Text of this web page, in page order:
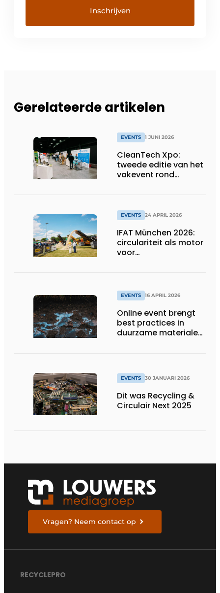
Gerelateerde artikelen
EVENTS 1 JUNI 2026
CleanTech Xpo:
tweede editie van het
vakevent rond
EVENTS 24 APRIL 2026
IFAT München 2026:
circulariteit als motor
voor
EVENTS 16 APRIL 2026
Online event brengt
best practices in
duurzame materialen
EVENTS 30 JANUARI 2026
Dit was Recycling &
Circulair Next 2025
Vragen? Neem contact op
RECYCLEPRO